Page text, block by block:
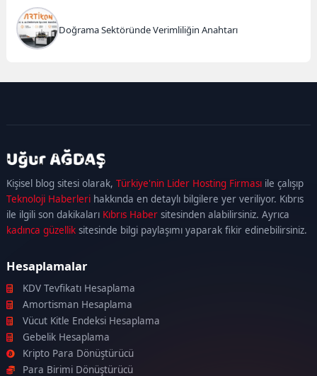
Doğrama Sektöründe Verimliliğin Anahtarı
Kişisel blog sitesi olarak,Türkiye'nin Lider Hosting Firması ile çalışıp
Teknoloji Haberleri hakkında en detaylı bilgilere yer veriliyor. Kıbrıs
ile ilgili son dakikaları Kıbrıs Haber sitesinden alabilirsiniz. Ayrıca
kadınca güzellik sitesinde bilgi paylaşımı yaparak fikir edinebilirsiniz.
kadıköy
escortmaltepe
escortataşehir
escortümraniye
escort
Hesaplamalar
KDV Tevfikatı Hesaplama
Amortisman Hesaplama
Vücut Kitle Endeksi Hesaplama
Gebelik Hesaplama
Kripto Para Dönüştürücü
Para Birimi Dönüştürücü